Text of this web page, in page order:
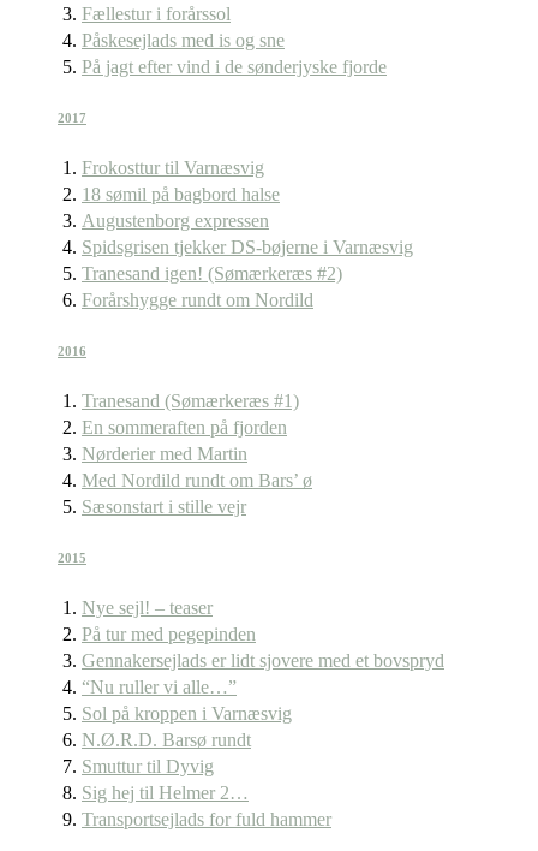
Fællestur i forårssol
Påskesejlads med is og sne
På jagt efter vind i de sønderjyske fjorde
2017
Frokosttur til Varnæsvig
18 sømil på bagbord halse
Augustenborg expressen
Spidsgrisen tjekker DS-bøjerne i Varnæsvig
Tranesand igen! (Sømærkeræs #2)
Forårshygge rundt om Nordild
2016
Tranesand (Sømærkeræs #1)
En sommeraften på fjorden
Nørderier med Martin
Med Nordild rundt om Bars’ ø
Sæsonstart i stille vejr
2015
Nye sejl! – teaser
På tur med pegepinden
Gennakersejlads er lidt sjovere med et bovspryd
“Nu ruller vi alle…”
Sol på kroppen i Varnæsvig
N.Ø.R.D. Barsø rundt
Smuttur til Dyvig
Sig hej til Helmer 2…
Transportsejlads for fuld hammer